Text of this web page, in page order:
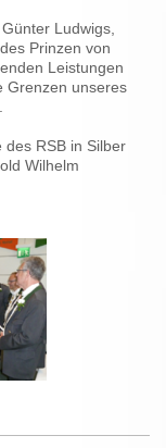
Ludwigs,
Prinzen von
Leistungen
Grenzen unseres
des RSB in Silber
Wilhelm